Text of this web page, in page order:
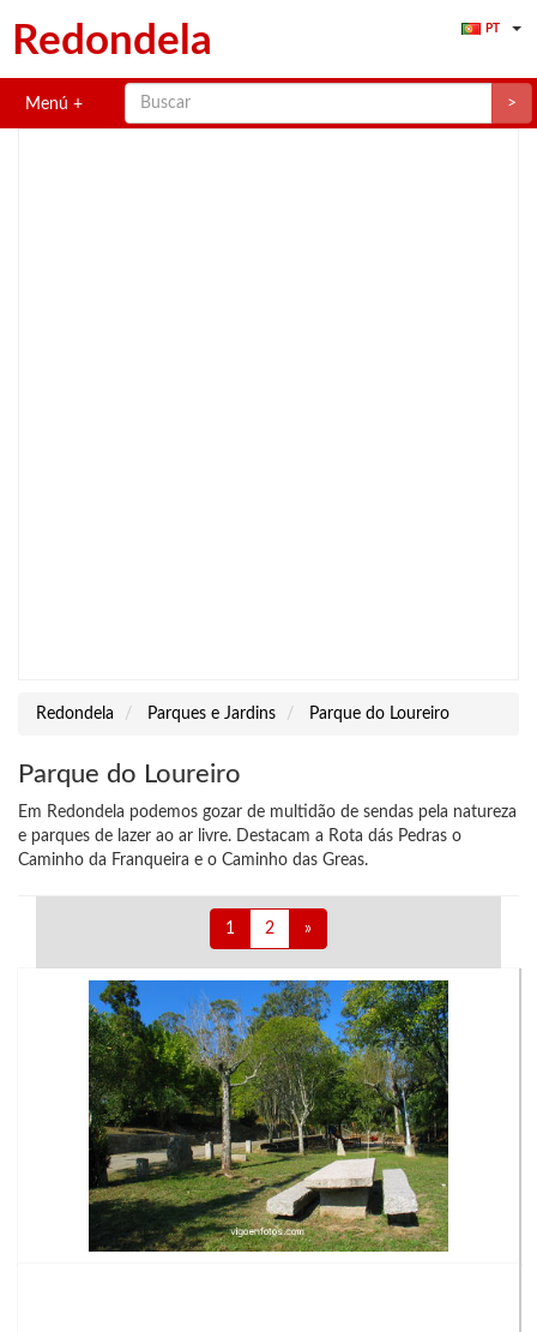
Redondela PT
Menú >
Redondela Parques e Jardins Parque do Loureiro
Parque do Loureiro
Em Redondela podemos gozar de multidão de sendas pela natureza
e parques de lazer ao ar livre. Destacam a Rota dás Pedras o
Caminho da Franqueira e o Caminho das Greas.
1 2 »